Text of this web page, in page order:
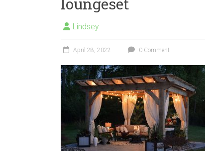
Lindsey
April 28, 2022 0 Comment